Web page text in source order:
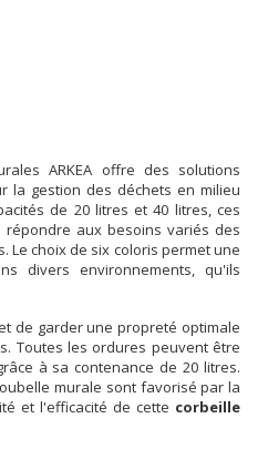
ARKEA offre des solutions
la gestion des déchets en milieu
de 20 litres et 40 litres, ces
aux besoins variés des
Le choix de six coloris permet une
divers environnements, qu'ils
de garder une propreté optimale
Toutes les ordures peuvent être
à sa contenance de 20 litres.
murale sont favorisé par la
et l'efficacité de cette corbeille